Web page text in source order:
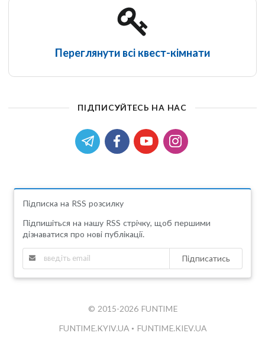
Переглянути всі квест-кімнати
ПІДПИСУЙТЕСЬ НА НАС
Підписка на RSS розсилку
Підпишіться на нашу RSS стрічку, щоб першими
дізнаватися про нові публікації.
Підписатись
© 2015-2026 FUNTIME
FUNTIME.KYIV.UA • FUNTIME.KIEV.UA